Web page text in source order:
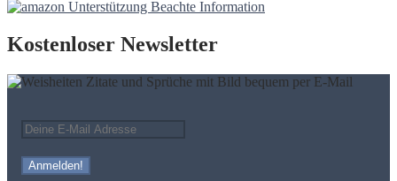
Kostenloser Newsletter